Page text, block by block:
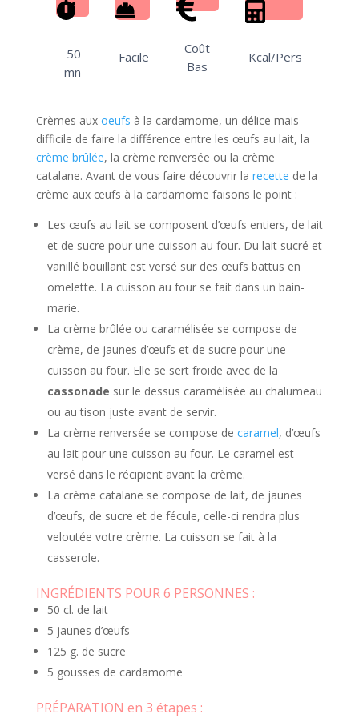
50
mn
Facile
Coût
Bas
Kcal/Pers
Crèmes aux oeufs à la cardamome, un délice mais
difficile de faire la différence entre les œufs au lait, la
crème brûlée, la crème renversée ou la crème
catalane. Avant de vous faire découvrir la recette de la
crème aux œufs à la cardamome faisons le point :
Les œufs au lait se composent d’œufs entiers, de lait
et de sucre pour une cuisson au four. Du lait sucré et
vanillé bouillant est versé sur des œufs battus en
omelette. La cuisson au four se fait dans un bain-
marie.
La crème brûlée ou caramélisée se compose de
crème, de jaunes d’œufs et de sucre pour une
cuisson au four. Elle se sert froide avec de la
cassonade sur le dessus caramélisée au chalumeau
ou au tison juste avant de servir.
La crème renversée se compose de caramel, d’œufs
au lait pour une cuisson au four. Le caramel est
versé dans le récipient avant la crème.
La crème catalane se compose de lait, de jaunes
d’œufs, de sucre et de fécule, celle-ci rendra plus
veloutée votre crème. La cuisson se fait à la
casserole.
INGRÉDIENTS POUR 6 PERSONNES :
50 cl. de lait
5 jaunes d’œufs
125 g. de sucre
5 gousses de cardamome
PRÉPARATION en 3 étapes :